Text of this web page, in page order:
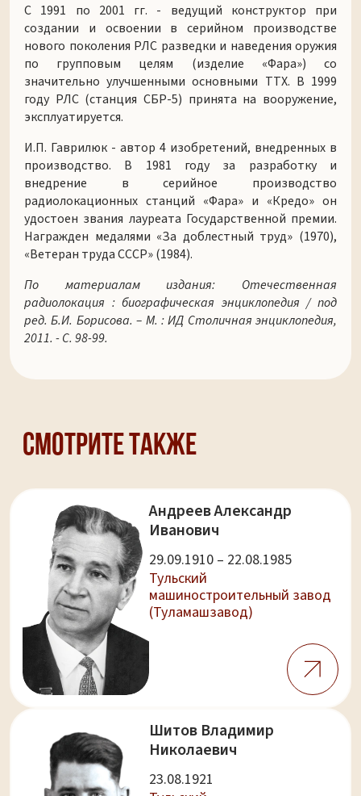
С 1991 по 2001 гг. - ведущий конструктор при
создании и освоении в серийном производстве
нового поколения РЛС разведки и наведения оружия
по групповым целям (изделие «Фара») со
значительно улучшенными основными ТТХ. В 1999
году РЛС (станция СБР-5) принята на вооружение,
эксплуатируется.
И.П. Гаврилюк - автор 4 изобретений, внедренных в
производство. В 1981 году за разработку и
внедрение в серийное производство
радиолокационных станций «Фара» и «Кредо» он
удостоен звания лауреата Государственной премии.
Награжден медалями «За доблестный труд» (1970),
«Ветеран труда СССР» (1984).
По материалам издания: Отечественная
радиолокация : биографическая энциклопедия / под
ред. Б.И. Борисова. – М. : ИД Столичная энциклопедия,
2011. - С. 98-99.
Смотрите также
Андреев Александр
Иванович
29.09.1910 – 22.08.1985
Тульский
машиностроительный завод
(Туламашзавод)
Шитов Владимир
Николаевич
23.08.1921